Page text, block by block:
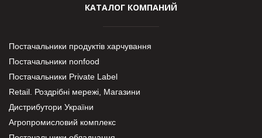
КАТАЛОГ КОМПАНИЙ
Постачальники продуктів харчування
Постачальники nonfood
Постачальники Private Label
Retail. Роздрібні мережі, Магазини
Дистрибутори України
Агропромисловий комплекс